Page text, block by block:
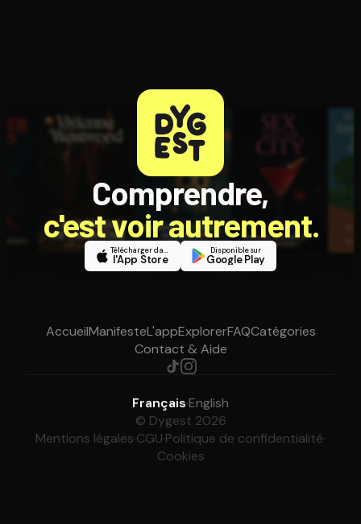
Comprendre,
c'est voir autrement.
Télécharger dans
l'App Store
Disponible sur
Google Play
AccueilManifesteL'appExplorerFAQCatégories
Contact & Aide
Français·English
© Dygest 2026
Mentions légales·CGU·Politique de confidentialité·
Cookies